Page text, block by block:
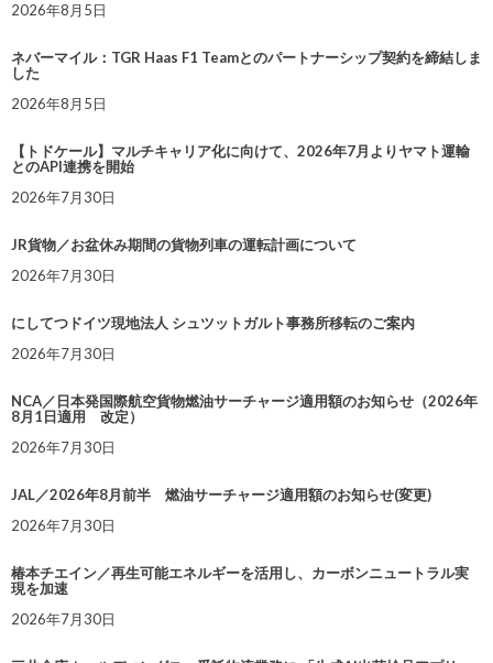
2026年8月5日
ネバーマイル：TGR Haas F1 Teamとのパートナーシップ契約を締結しま
した
2026年8月5日
【トドケール】マルチキャリア化に向けて、2026年7月よりヤマト運輸
とのAPI連携を開始
2026年7月30日
JR貨物／お盆休み期間の貨物列車の運転計画について
2026年7月30日
にしてつドイツ現地法人 シュツットガルト事務所移転のご案内
2026年7月30日
NCA／日本発国際航空貨物燃油サーチャージ適用額のお知らせ（2026年
8月1日適用 改定）
2026年7月30日
JAL／2026年8月前半 燃油サーチャージ適用額のお知らせ(変更)
2026年7月30日
椿本チエイン／再生可能エネルギーを活用し、カーボンニュートラル実
現を加速
2026年7月30日